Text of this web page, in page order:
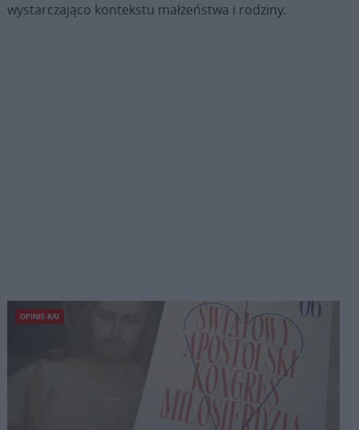
wystarczająco kontekstu małżeństwa i rodziny.
OPINIE-KAI